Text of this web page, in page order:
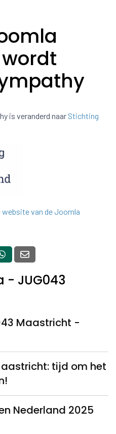
is veranderd naar Stichting
van de Joomla
- JUG043
Maastricht -
tijd om het
Nederland 2025